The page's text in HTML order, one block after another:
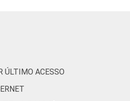
ÚLTIMO ACESSO